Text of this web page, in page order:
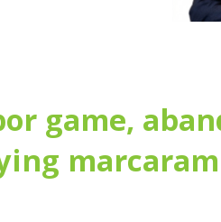
game,